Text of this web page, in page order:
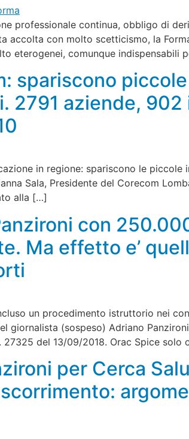
professionale continua, obbligo di
accolta con molto scetticismo, la
eterogenei, comunque indispensabili
spariscono
2791 aziende,
in regione: spariscono le piccole
Sala, Presidente del Corecom
alla […]
con
Ma effetto e’
un procedimento istruttorio nei
giornalista (sospeso) Adriano
del 13/09/2018. Orac Spice
per Cerca